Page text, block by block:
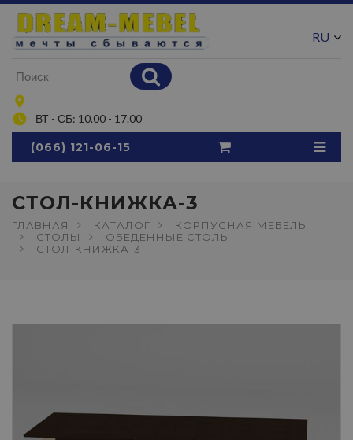
ВТ - СБ: 10.00 - 17.00
RU
(066) 121-06-15
СТОЛ-КНИЖКА-3
ГЛАВНАЯ КАТАЛОГ
КОРПУСНАЯ МЕБЕЛЬ
СТОЛЫ
ОБЕДЕННЫЕ СТОЛЫ
СТОЛ-КНИЖКА-3